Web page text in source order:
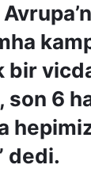
bir
son 6
dedi.